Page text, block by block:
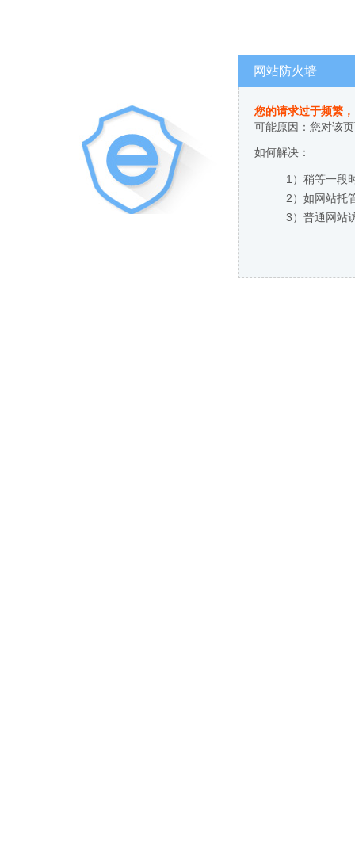
网站防火墙
您的请求过于频繁
可能原因：您对该
如何解决：
1）稍等一段
2）如网站托
3）普通网站